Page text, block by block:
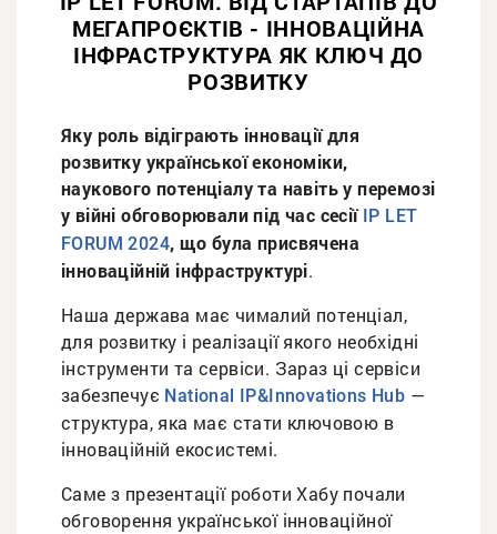
МЕГАПРОЄКТІВ - ІННОВАЦІЙНА
ІНФРАСТРУКТУРА ЯК КЛЮЧ ДО
РОЗВИТКУ
Яку роль відіграють інновації для
розвитку української економіки,
наукового потенціалу та навіть у перемозі
у війні обговорювали під час сесії IP LET
FORUM 2024, що була присвячена
інноваційній інфраструктурі.
Наша держава має чималий потенціал,
для розвитку і реалізації якого необхідні
інструменти та сервіси. Зараз ці сервіси
забезпечує National IP&Innovations Hub —
структура, яка має стати ключовою в
інноваційній екосистемі.
Саме з презентації роботи Хабу почали
обговорення української інноваційної